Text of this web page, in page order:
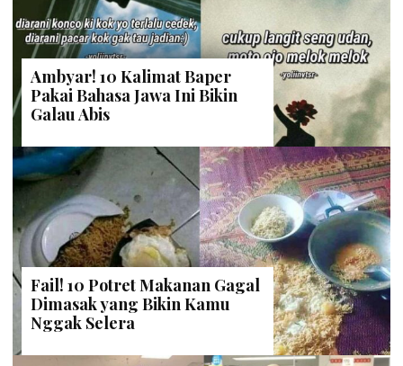
Ambyar! 10 Kalimat Baper
Pakai Bahasa Jawa Ini Bikin
Galau Abis
Fail! 10 Potret Makanan Gagal
Dimasak yang Bikin Kamu
Nggak Selera